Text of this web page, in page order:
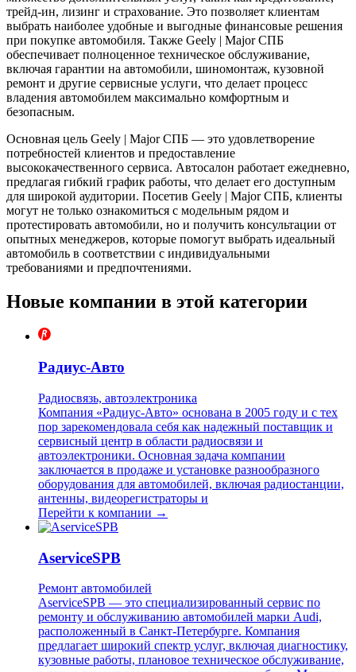
трейд-ин, лизинг и страхование. Это позволяет клиентам
выбрать наиболее удобные и выгодные финансовые решения
при покупке автомобиля. Также Geely | Major СПБ
обеспечивает полноценное техническое обслуживание,
включая гарантии на автомобили, шиномонтаж, кузовной
ремонт и другие сервисные услуги, что делает процесс
владения автомобилем максимально комфортным и
безопасным.
Основная цель Geely | Major СПБ — это удовлетворение
потребностей клиентов и предоставление
высококачественного сервиса. Автосалон работает ежедневно,
предлагая гибкий график работы, что делает его доступным
для широкой аудитории. Посетив Geely | Major СПБ, клиенты
могут не только ознакомиться с модельным рядом и
протестировать автомобили, но и получить консультации от
опытных менеджеров, которые помогут выбрать идеальный
автомобиль в соответствии с индивидуальными
требованиями и предпочтениями.
Новые компании в этой категории
Радиус-Авто
Радиосвязь, автоэлектроника
Компания «Радиус-Авто» основана в 2005 году и с тех
пор зарекомендовала себя как надежный поставщик и
сервисный центр в области радиосвязи и
автоэлектроники. Основная задача компании
заключается в продаже и установке разнообразного
оборудования для автомобилей, включая радиостанции,
антенны, видеорегистраторы и
Перейти к компании →
AserviceSPB
Ремонт автомобилей
AserviceSPB — это специализированный сервис по
ремонту и обслуживанию автомобилей марки Audi,
расположенный в Санкт-Петербурге. Компания
предлагает широкий спектр услуг, включая диагностику,
кузовные работы, плановое техническое обслуживание,